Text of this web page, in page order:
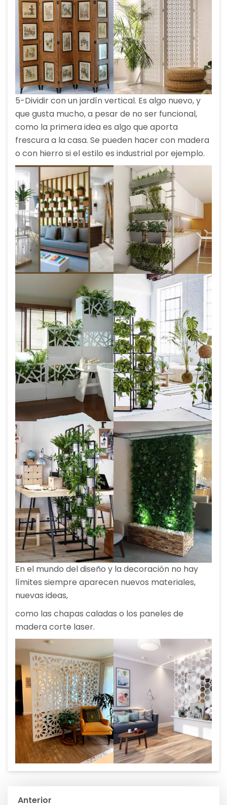
5-Dividir con un jardín vertical. Es algo nuevo, y
que gusta mucho, a pesar de no ser funcional,
como la primera idea es algo que aporta
frescura a la casa. Se pueden hacer con madera
o con hierro si el estilo es industrial por ejemplo.
En el mundo del diseño y la decoración no hay
límites siempre aparecen nuevos materiales,
nuevas ideas,
como las chapas caladas o los paneles de
madera corte laser.
Anterior